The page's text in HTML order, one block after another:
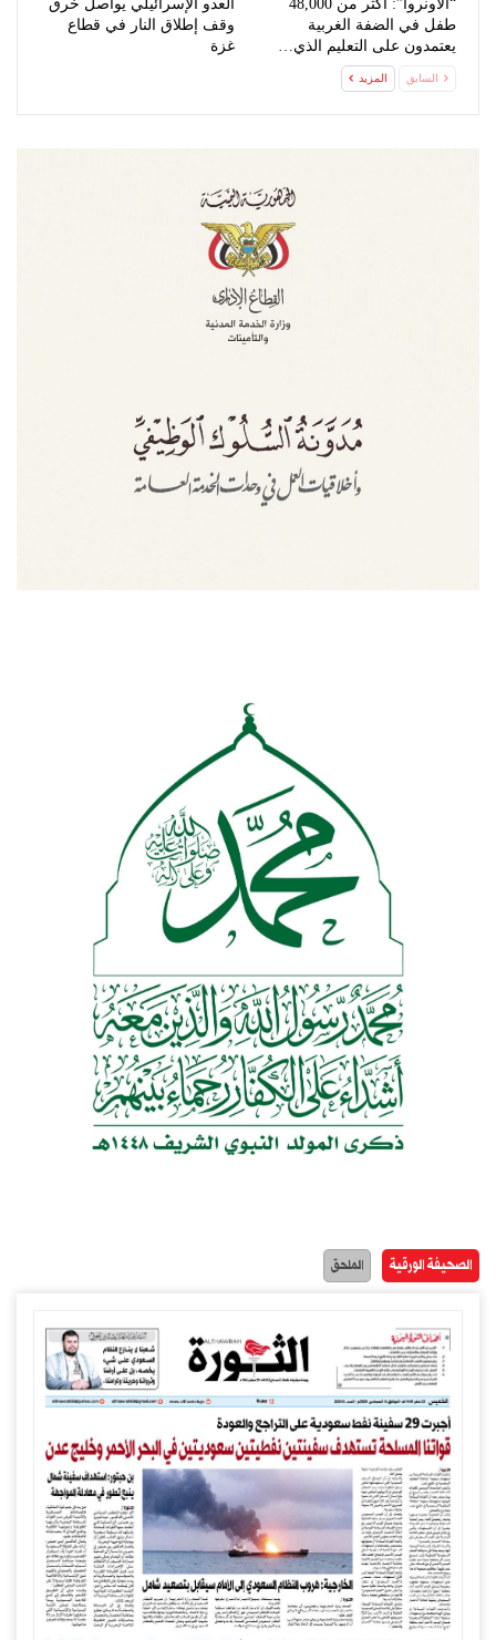
“الأونروا”: أكثر من 48,000
طفل في الضفة الغربية
يعتمدون على التعليم الذي…
العدو الإسرائيلي يواصل خرق
وقف إطلاق النار في قطاع
غزة
السابق المزيد
الصحيفة الورقية الملحق